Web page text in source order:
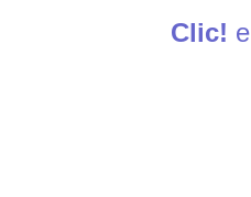
Clic!